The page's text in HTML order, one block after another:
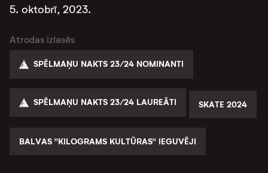
5. oktobrī, 2023.
Atrodas izlasēs
SPĒLMAŅU NAKTS 23/24 NOMINANTI
SPĒLMAŅU NAKTS 23/24 LAUREĀTI SKATE 2024
BALVAS "KILOGRAMS KULTŪRAS" IEGUVĒJI